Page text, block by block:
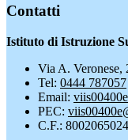
Contatti
Istituto di Istruzione
Via A.
Tel: 0444 787057
Email:
PEC:
C.F.: